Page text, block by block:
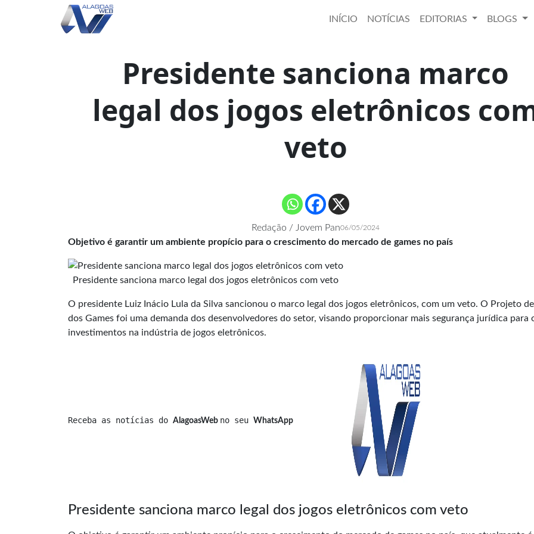
INÍCIO NOTÍCIAS EDITORIAS BLOGS
Presidente sanciona marco
legal dos jogos eletrônicos
veto
Redação / Jovem Pan06/05/2024
Objetivo é garantir um ambiente propício para o crescimento do mercado de games no país
Presidente sanciona marco legal dos jogos eletrônicos com veto
O presidente Luiz Inácio Lula da Silva sancionou o marco legal dos jogos eletrônicos, com um veto. O Projeto de
dos Games foi uma demanda dos desenvolvedores do setor, visando proporcionar mais segurança jurídica para
investimentos na indústria de jogos eletrônicos.
Receba as notícias do AlagoasWeb no seu WhatsApp
Presidente sanciona marco legal dos jogos eletrônicos com veto